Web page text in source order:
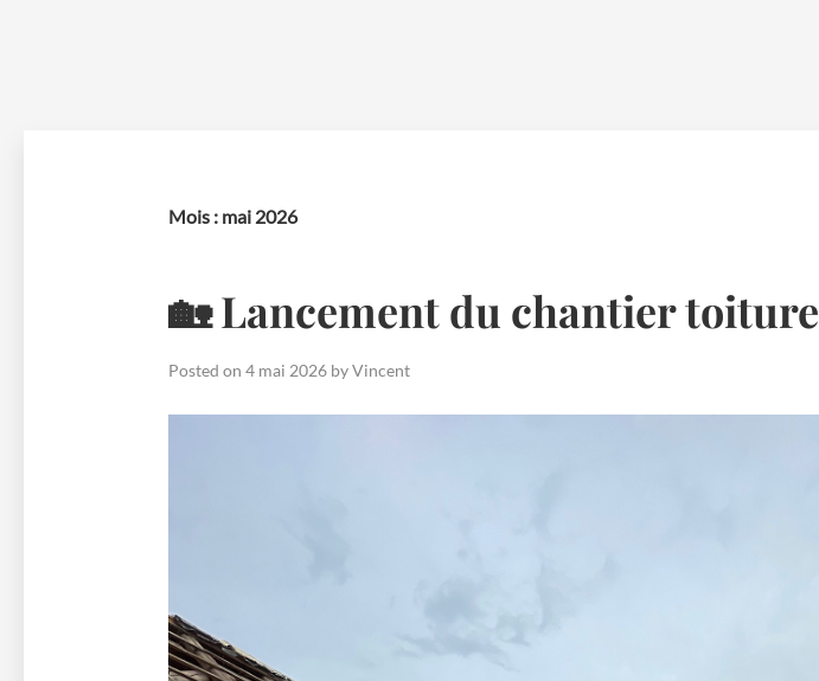
Mois : mai 2026
🏡 Lancement du chantier toiture
Posted on 4 mai 2026 byVincent